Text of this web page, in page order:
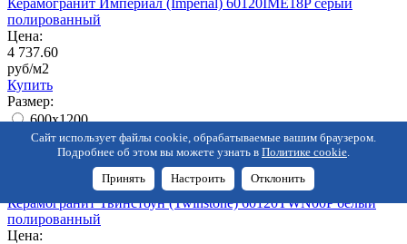
полированный
Цена:
4 737.60
руб/м2
Купить
Размер:
600x1200
Тип поверхности:
Полированный
Керамогранит Твинстоун (Twinstone) 60120TWN00P белый
полированный
Цена:
Сайт использует файлы cookie, обрабатываемые вашим браузером.
Подробнее об этом вы можете узнать в Политике cookie.
Принять Настроить Отклонить